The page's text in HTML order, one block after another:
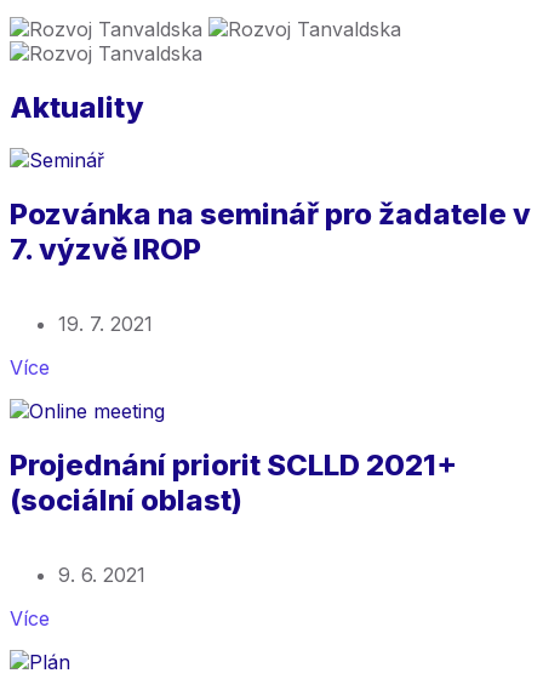
Aktuality
Pozvánka na seminář pro žadatele v
7. výzvě IROP
19. 7. 2021
Více
Projednání priorit SCLLD 2021+
(sociální oblast)
9. 6. 2021
Více